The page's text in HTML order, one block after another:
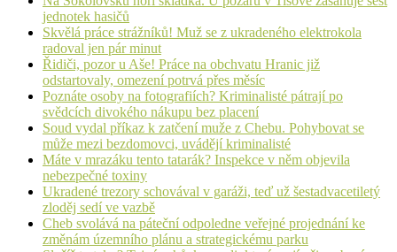
jednotek hasičů
Skvělá práce strážníků! Muž se z ukradeného elektrokola
radoval jen pár minut
Řidiči, pozor u Aše! Práce na obchvatu Hranic již
odstartovaly, omezení potrvá přes měsíc
Poznáte osoby na fotografiích? Kriminalisté pátrají po
svědcích divokého nákupu bez placení
Soud vydal příkaz k zatčení muže z Chebu. Pohybovat se
může mezi bezdomovci, uvádějí kriminalisté
Máte v mrazáku tento tatarák? Inspekce v něm objevila
nebezpečné toxiny
Ukradené trezory schovával v garáži, teď už šestadvacetiletý
zloděj sedí ve vazbě
Cheb svolává na páteční odpoledne veřejné projednání ke
změnám územního plánu a strategickému parku